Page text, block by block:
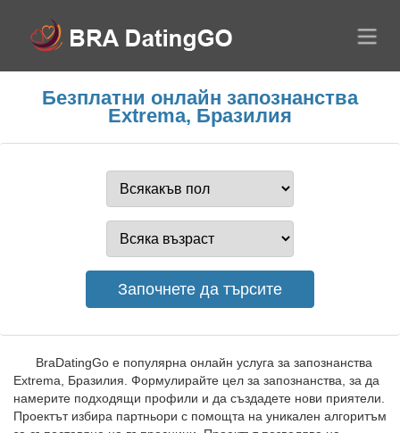
Безплатни онлайн запознанства
Extrema, Бразилия
BraDatingGo е популярна онлайн услуга за запознанства
Extrema, Бразилия. Формулирайте цел за запознанства, за да
намерите подходящи профили и да създадете нови приятели.
Проектът избира партньори с помощта на уникален алгоритъм